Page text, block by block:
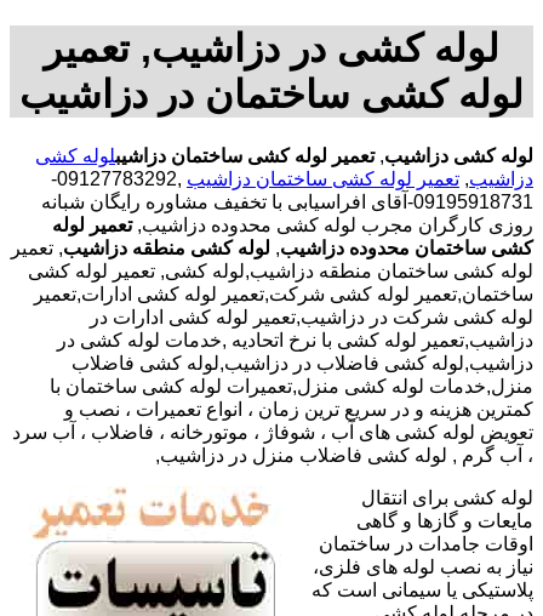
لوله کشی در دزاشیب, تعمیر
لوله کشی ساختمان در دزاشیب
لوله کشی دزاشیب,تعمیر لوله کشی ساختمان دزاشیبلوله کشی
دزاشیب, تعمیر لوله کشی ساختمان دزاشیب
,09127783292-
09195918731-آقای افراسیابی با تخفیف مشاوره رایگان شبانه
روزی کارگران مجرب لوله کشی محدوده دزاشیب,تعمیر لوله
کشی ساختمان محدوده دزاشیب, لوله کشی منطقه دزاشیب, تعمیر
لوله کشی ساختمان منطقه دزاشیب,لوله کشی, تعمیر لوله کشی
ساختمان,تعمیر لوله کشی شرکت,تعمیر لوله کشی ادارات,تعمیر
لوله کشی شرکت در دزاشیب,تعمیر لوله کشی ادارات در
دزاشیب,تعمیر لوله کشی با نرخ اتحادیه ,خدمات لوله کشی در
دزاشیب,لوله کشی فاضلاب در دزاشیب,لوله کشی فاضلاب
منزل,خدمات لوله کشی منزل,تعمیرات لوله کشی ساختمان با
کمترین هزینه و در سریع ترین زمان ، انواع تعمیرات ، نصب و
تعویض لوله کشی های آب ، شوفاژ ، موتورخانه ، فاضلاب ، آب سرد
، آب گرم , لوله کشی فاضلاب منزل در دزاشیب,
لوله کشی برای انتقال
مایعات و گازها و گاهی
اوقات جامدات در ساختمان
نیاز به نصب لوله های فلزی،
پلاستیکی یا سیمانی است که